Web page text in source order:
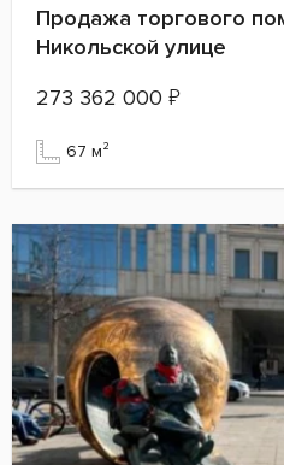
Продажа торгового
Никольской улице
273 362 000 ₽
67 м²